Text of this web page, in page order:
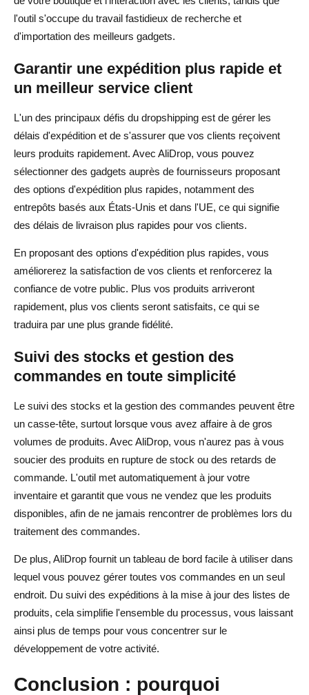
l'outil s'occupe du travail fastidieux de recherche et
d'importation des meilleurs gadgets.
Garantir une expédition plus rapide et
un meilleur service client
L'un des principaux défis du dropshipping est de gérer les
délais d'expédition et de s'assurer que vos clients reçoivent
leurs produits rapidement. Avec AliDrop, vous pouvez
sélectionner des gadgets auprès de fournisseurs proposant
des options d'expédition plus rapides, notamment des
entrepôts basés aux États-Unis et dans l'UE, ce qui signifie
des délais de livraison plus rapides pour vos clients.
En proposant des options d'expédition plus rapides, vous
améliorerez la satisfaction de vos clients et renforcerez la
confiance de votre public. Plus vos produits arriveront
rapidement, plus vos clients seront satisfaits, ce qui se
traduira par une plus grande fidélité.
Suivi des stocks et gestion des
commandes en toute simplicité
Le suivi des stocks et la gestion des commandes peuvent être
un casse-tête, surtout lorsque vous avez affaire à de gros
volumes de produits. Avec AliDrop, vous n'aurez pas à vous
soucier des produits en rupture de stock ou des retards de
commande. L'outil met automatiquement à jour votre
inventaire et garantit que vous ne vendez que les produits
disponibles, afin de ne jamais rencontrer de problèmes lors du
traitement des commandes.
De plus, AliDrop fournit un tableau de bord facile à utiliser dans
lequel vous pouvez gérer toutes vos commandes en un seul
endroit. Du suivi des expéditions à la mise à jour des listes de
produits, cela simplifie l'ensemble du processus, vous laissant
ainsi plus de temps pour vous concentrer sur le
développement de votre activité.
Conclusion : pourquoi